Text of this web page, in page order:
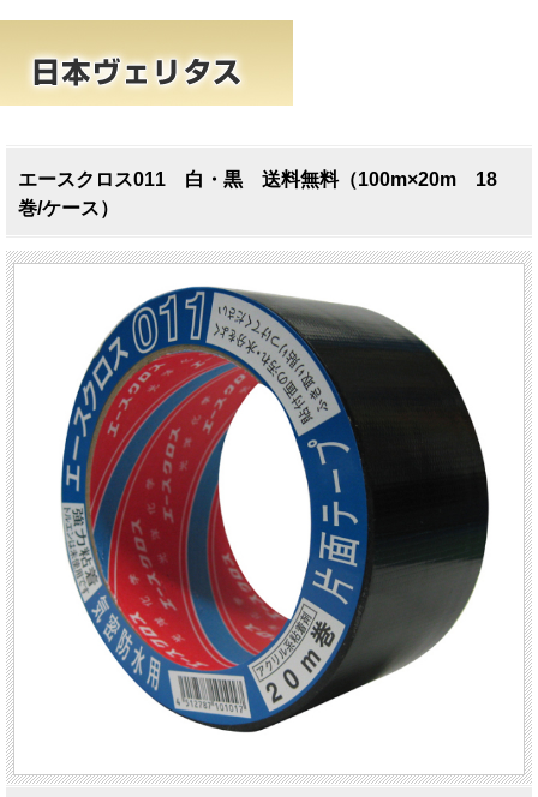
エースクロス011 白・黒 送料無料（100m×20m 18
巻/ケース）